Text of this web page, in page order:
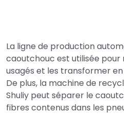
La ligne de production
caoutchouc est utilisée pour
usagés et les transformer
De plus, la machine de
Shuliy peut séparer le
fibres contenus dans les